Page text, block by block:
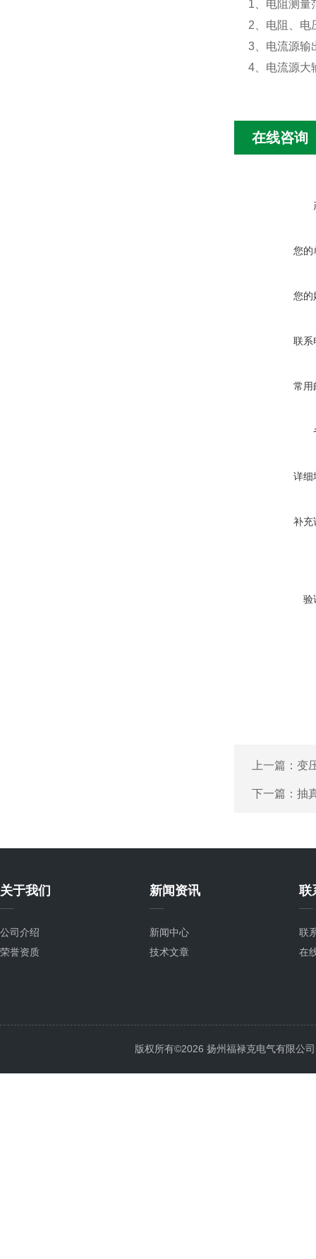
1 、电阻测量
2 、电阻、
3、电流源输
4、电流源大
在线咨询
您的
您的
联系
常用
详细
补充
验
上一篇： 变
下一篇： 抽
关于我们
公司介绍
荣誉资质
新闻资讯
新闻中心
技术文章
联
联
在
版权所有©2026 扬州福禄克电气有限公